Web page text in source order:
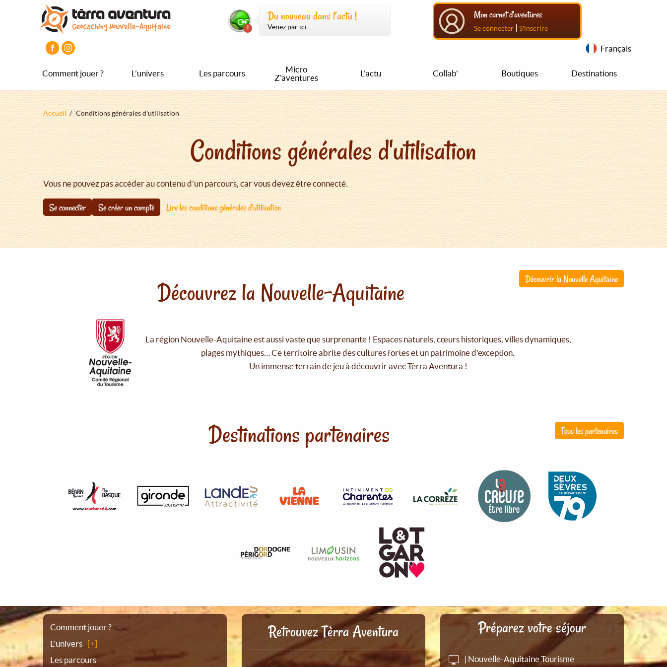
Du nouveau dans l’actu !
Venez par ici...
Mon carnet d'aventures
Se connecter | S'inscrire
Français
Comment jouer ? L’univers Les parcours
Micro
Z'aventures
L'actu Collab' Boutiques Destinations
Fil
Accueil Conditions générales d'utilisation
Conditions générales d'utilisation
Vous ne pouvez pas accéder au contenu d'un parcours, car vous devez être connecté.
Se connecter Se créer un compte Lire les conditions générales d'utilisation
Découvrir la Nouvelle Aquitaine
Découvrez la Nouvelle-Aquitaine
La région Nouvelle-Aquitaine est aussi vaste que surprenante ! Espaces naturels, cœurs historiques, villes dynamiques,
plages mythiques… Ce territoire abrite des cultures fortes et un patrimoine d'exception.
Un immense terrain de jeu à découvrir avec Tèrra Aventura !
Tous les partenaires
Destinations partenaires
Plan
du
Comment jouer ?
L’univers
Les parcours
Retrouvez Tèrra Aventura Préparez votre séjour
| Nouvelle-Aquitaine Tourisme